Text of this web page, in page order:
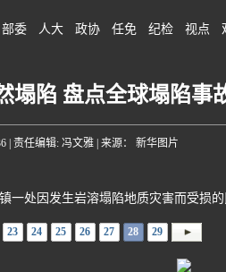
部委 人大 政协 任免 纪检 视点
塌陷 盘点全球塌陷事
| 责任编辑: 冯文雅 | 来源： 新华图片
处因发生岩溶塌陷地质灾害而受损的
23 24 25 26 27 28 29